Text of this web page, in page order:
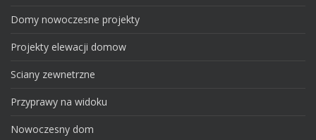
Domy nowoczesne projekty
Projekty elewacji domow
Sciany zewnetrzne
Przyprawy na widoku
Nowoczesny dom